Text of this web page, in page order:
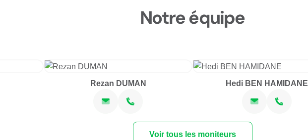
Notre équipe
Rezan DUMAN Hedi BEN HAMIDANE
Voir tous les moniteurs